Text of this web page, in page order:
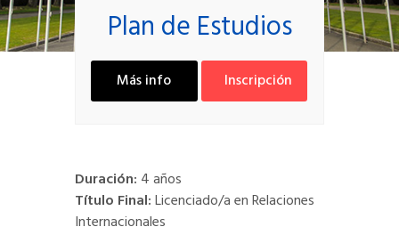
Plan de Estudios
Más info Inscripción
Duración: 4 años
Título Final:Licenciado/a en Relaciones
Internacionales